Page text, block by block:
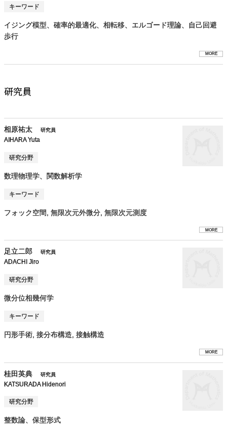
キーワード
イジング模型、確率的最適化、相転移、エルゴード理論、自己回避
歩行
MORE
研究員
相原祐太 研究員
AIHARA Yuta
研究分野
数理物理学、関数解析学
キーワード
フォック空間, 無限次元外微分, 無限次元測度
MORE
足立二郎 研究員
ADACHI Jiro
研究分野
微分位相幾何学
キーワード
円形手術, 接分布構造, 接触構造
MORE
桂田英典 研究員
KATSURADA Hidenori
研究分野
整数論、保型形式